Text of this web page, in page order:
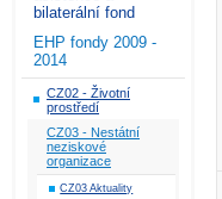
bilaterální fond
EHP fondy 2009 -
2014
CZ02 - Životní
prostředí
CZ03 - Nestátní
neziskové
organizace
CZ03 Aktuality